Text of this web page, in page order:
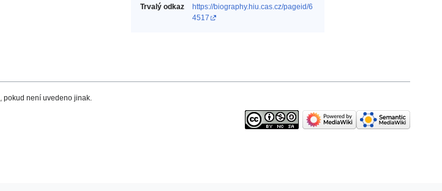
Trvalý odkaz
https://biography.hiu.cas.cz/pageid/6
4517
, pokud není uvedeno jinak.